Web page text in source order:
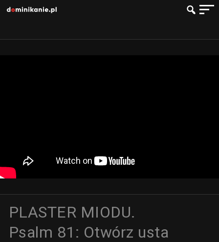
PLASTER MIODU.
Psalm 81: Otwórz usta